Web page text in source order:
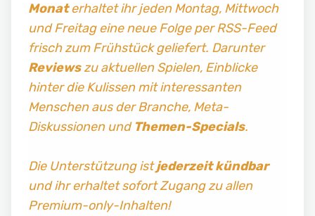
Monaterhaltet ihr jeden Montag, Mittwoch
und Freitag eine neue Folge per RSS-Feed
frisch zum Frühstück geliefert. Darunter
Reviewszu aktuellen Spielen, Einblicke
hinter die Kulissen mit interessanten
Menschen aus der Branche, Meta-
Diskussionen und Themen-Specials.
Die Unterstützung istjederzeit kündbar
und ihr erhaltet sofort Zugang zu allen
Premium-only-Inhalten!